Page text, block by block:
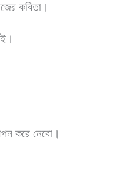
কবিতা।
করে নেবো।